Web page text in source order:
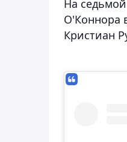
На
О'Коннора
Кристиан